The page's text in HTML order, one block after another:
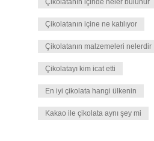
Çikolatanın içinde neler bulunur
Çikolatanın içine ne katılıyor
Çikolatanın malzemeleri nelerdir
Çikolatayı kim icat etti
En iyi çikolata hangi ülkenin
Kakao ile çikolata aynı şey mi